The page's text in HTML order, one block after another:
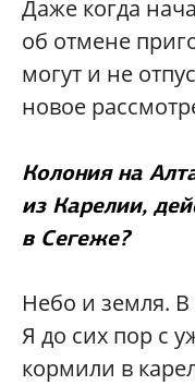
Даже когда
об отмене
могут и не
новое
Колония на
из Карелии,
в Сегеже?
Небо и земля.
Я до сих пор с
кормили в